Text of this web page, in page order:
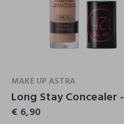
MAKE UP ASTRA
€ 6,90